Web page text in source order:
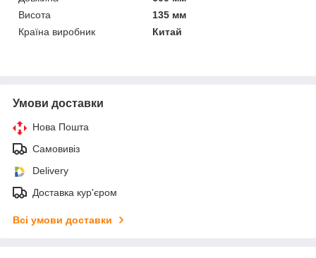
Висота
135 мм
Країна виробник
Китай
Умови доставки
Нова Пошта
Самовивіз
Delivery
Доставка кур'єром
Всі умови доставки